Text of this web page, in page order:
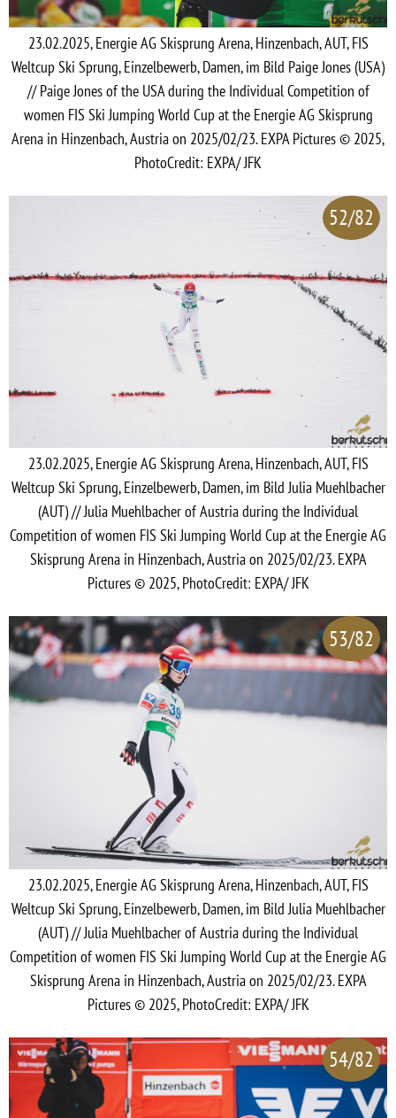
23.02.2025, Energie AG Skisprung Arena, Hinzenbach, AUT, FIS
Weltcup Ski Sprung, Einzelbewerb, Damen, im Bild Paige Jones (USA)
// Paige Jones of the USA during the Individual Competition of
women FIS Ski Jumping World Cup at the Energie AG Skisprung
Arena in Hinzenbach, Austria on 2025/02/23. EXPA Pictures © 2025,
PhotoCredit: EXPA/ JFK
52/82
23.02.2025, Energie AG Skisprung Arena, Hinzenbach, AUT, FIS
Weltcup Ski Sprung, Einzelbewerb, Damen, im Bild Julia Muehlbacher
(AUT) // Julia Muehlbacher of Austria during the Individual
Competition of women FIS Ski Jumping World Cup at the Energie AG
Skisprung Arena in Hinzenbach, Austria on 2025/02/23. EXPA
Pictures © 2025, PhotoCredit: EXPA/ JFK
53/82
23.02.2025, Energie AG Skisprung Arena, Hinzenbach, AUT, FIS
Weltcup Ski Sprung, Einzelbewerb, Damen, im Bild Julia Muehlbacher
(AUT) // Julia Muehlbacher of Austria during the Individual
Competition of women FIS Ski Jumping World Cup at the Energie AG
Skisprung Arena in Hinzenbach, Austria on 2025/02/23. EXPA
Pictures © 2025, PhotoCredit: EXPA/ JFK
54/82